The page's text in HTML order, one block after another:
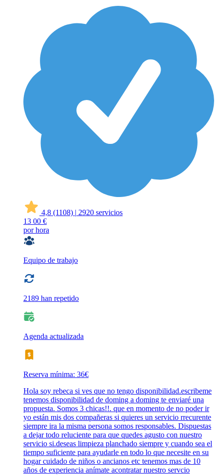
4,8 (1108) | 2920 servicios
13 00 €
por hora
Equipo de trabajo
2189 han repetido
Agenda actualizada
Reserva mínima: 36€
Hola soy rebeca si ves que no tengo disponibilidad.escribeme
tenemos disponibilidad de doming a doming te enviaré una
propuesta. Somos 3 chicas!!. que en momento de no poder ir
yo están mis dos compañeras si quieres un servicio rrecurente
siempre ira la misma persona somos responsables. Dispuestas
a dejar todo reluciente para que quedes agusto con nuestro
servicio si.deseas limpieza planchado siempre y cuando sea el
tiempo suficiente para ayudarle en todo lo que necesite en su
hogar cuidado de niños o ancianos etc tenemos mas de 10
años de experiencia anímate acontratar nuestro servcio